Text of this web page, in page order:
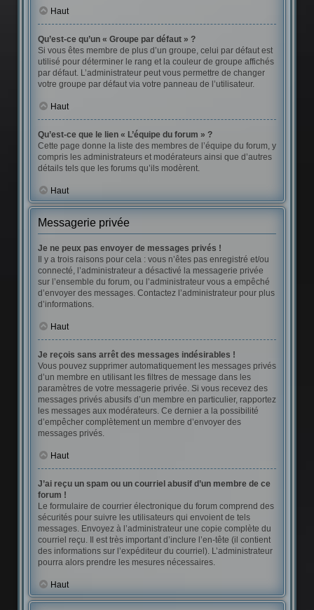
Haut
Qu’est-ce qu’un « Groupe par défaut » ?
Si vous êtes membre de plus d’un groupe, celui par défaut est
utilisé pour déterminer le rang et la couleur de groupe affichés
par défaut. L’administrateur peut vous permettre de changer
votre groupe par défaut via votre panneau de l’utilisateur.
Haut
Qu’est-ce que le lien « L’équipe du forum » ?
Cette page donne la liste des membres de l’équipe du forum, y
compris les administrateurs et modérateurs ainsi que d’autres
détails tels que les forums qu’ils modèrent.
Haut
Messagerie privée
Je ne peux pas envoyer de messages privés !
Il y a trois raisons pour cela : vous n’êtes pas enregistré et/ou
connecté, l’administrateur a désactivé la messagerie privée
sur l’ensemble du forum, ou l’administrateur vous a empêché
d’envoyer des messages. Contactez l’administrateur pour plus
d’informations.
Haut
Je reçois sans arrêt des messages indésirables !
Vous pouvez supprimer automatiquement les messages privés
d’un membre en utilisant les filtres de message dans les
paramètres de votre messagerie privée. Si vous recevez des
messages privés abusifs d’un membre en particulier, rapportez
les messages aux modérateurs. Ce dernier a la possibilité
d’empêcher complètement un membre d’envoyer des
messages privés.
Haut
J’ai reçu un spam ou un courriel abusif d’un membre de ce
forum !
Le formulaire de courrier électronique du forum comprend des
sécurités pour suivre les utilisateurs qui envoient de tels
messages. Envoyez à l’administrateur une copie complète du
courriel reçu. Il est très important d’inclure l’en-tête (il contient
des informations sur l’expéditeur du courriel). L’administrateur
pourra alors prendre les mesures nécessaires.
Haut